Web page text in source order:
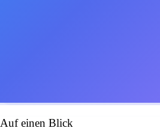
Auf einen Blick